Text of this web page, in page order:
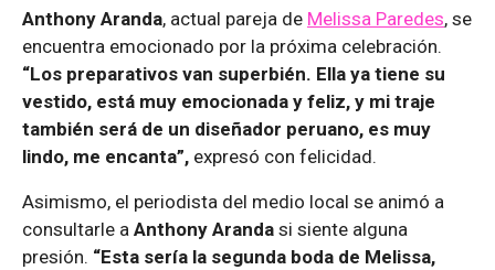
Anthony Aranda, actual pareja de Melissa Paredes, se
encuentra emocionado por la próxima celebración.
“Los preparativos van superbién. Ella ya tiene su
vestido, está muy emocionada y feliz, y mi traje
también será de un diseñador peruano, es muy
lindo, me encanta”, expresó con felicidad.
Asimismo, el periodista del medio local se animó a
consultarle a Anthony Aranda si siente alguna
presión. “Esta sería la segunda boda de Melissa,